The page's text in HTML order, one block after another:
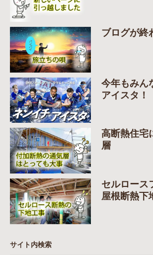
ブログが終
今年もみん
アイスタ！
高断熱住宅
層
セルロース
屋根断熱下
サイト内検索